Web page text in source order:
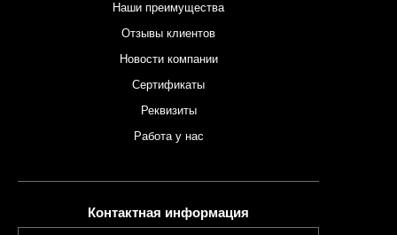
Наши преимущества
Отзывы клиентов
Новости компании
Сертификаты
Реквизиты
Работа у нас
Контактная информация